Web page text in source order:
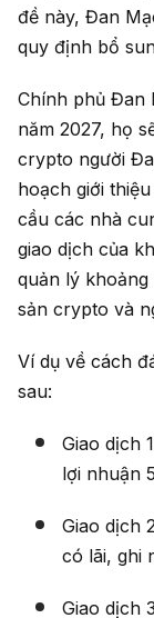
đề này, Đan
quy định bổ
Chính phủ Đan
năm 2027, họ
crypto người
hoạch giới
cầu các nhà
giao dịch của
quản lý
sản crypto và
Ví dụ về cách
sau:
Giao dịch
lợi nhuận
Giao dịch
có lãi, ghi
Giao dịch